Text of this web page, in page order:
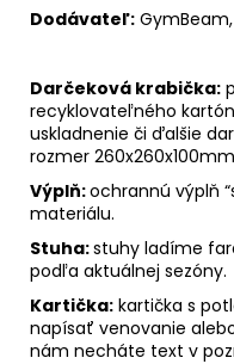
Dodávateľ:
Darčeková krabička:
recyklovateľného
uskladnenie či ďalšie
rozmer
Výplň:ochrannú výplň
materiálu.
Stuha:stuhy ladíme
podľa aktuálnej sezóny.
Kartička: kartička s
napísať venovanie
nám necháte text v